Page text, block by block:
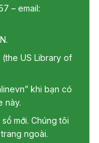
– email:
US Library of
khi bạn có
này.
mới. Chúng tôi
ngoài.